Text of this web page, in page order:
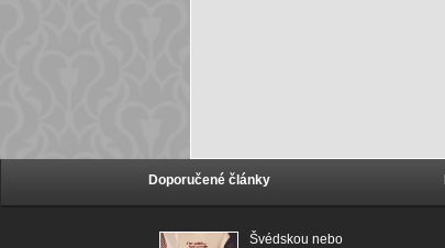
Doporučené články
Švédskou nebo